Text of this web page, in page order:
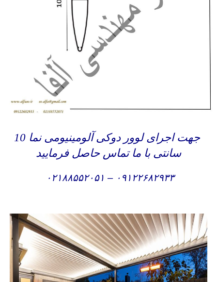
جهت اجرای لوور دوکی آلومینیومی نما 10
سانتی با ما تماس حاصل فرمایید
۰۹۱۲۲۶۸۲۹۳۳ – ۰۲۱۸۸۵۵۲۰۵۱